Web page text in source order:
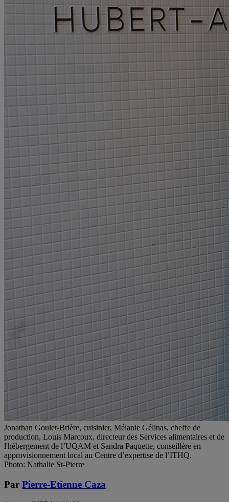
Jonathan Goulet-Brière, cuisinier, Mélanie Gélinas, cheffe de
production, Louis Marcoux, directeur des Services alimentaires et de
l'hébergement de l’UQAM et Sandra Paquette, conseillère en
approvisionnement local au Centre d’expertise de l’ITHQ.
Photo: Nathalie St-Pierre
Par Pierre-Etienne Caza